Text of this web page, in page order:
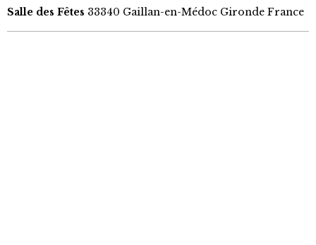
Salle des Fêtes 33340 Gaillan-en-Médoc Gironde France